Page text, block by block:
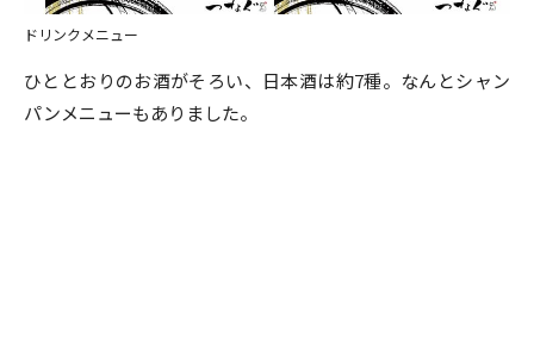
ドリンクメニュー
ひととおりのお酒がそろい、日本酒は約7種。なんとシャン
パンメニューもありました。